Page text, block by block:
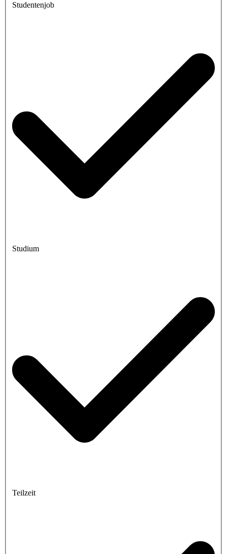
Studentenjob
Studium
Teilzeit